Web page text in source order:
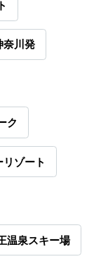
奈川発
ク
ゾート
温泉スキー場